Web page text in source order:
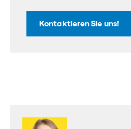
Kontaktieren Sie uns!